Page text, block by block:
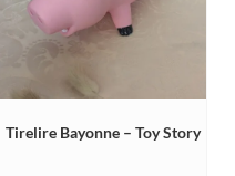
Tirelire Bayonne – Toy Story